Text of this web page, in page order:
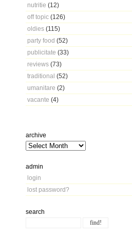
nutritie (12)
off topic (126)
oldies (115)
party food (52)
publicitate (33)
reviews (73)
traditional (52)
umanitare (2)
vacante (4)
archive
admin
login
lost password?
search